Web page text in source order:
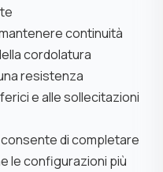
continuità
cordolatura
resistenza
e alle sollecitazioni
di completare
le configurazioni più